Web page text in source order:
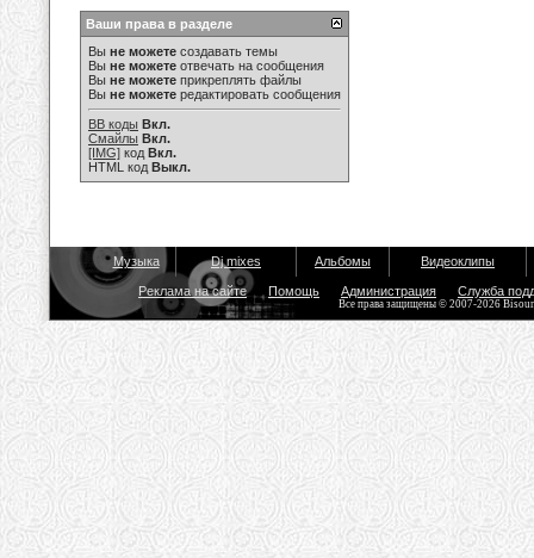
Ваши права в разделе
Вы не можете создавать темы
Вы не можете отвечать на сообщения
Вы не можете прикреплять файлы
Вы не можете редактировать сообщения
BB коды Вкл.
Смайлы Вкл.
[IMG] код Вкл.
HTML код Выкл.
Музыка Dj mixes Альбомы Видеоклипы
Реклама на сайте Помощь Администрация Служба
Все права защищены © 2007-2026